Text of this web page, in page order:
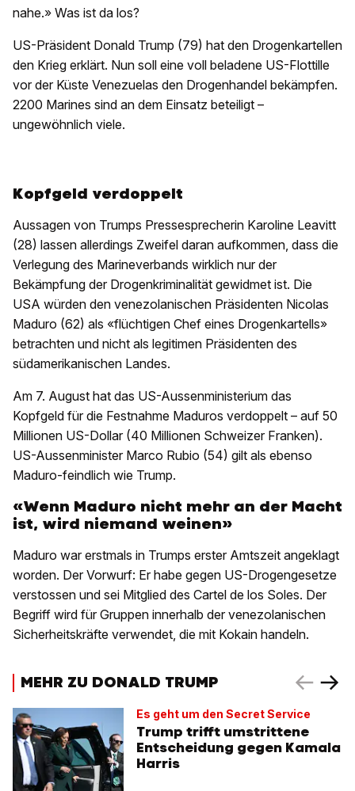
nahe.» Was ist da los?
US-Präsident Donald Trump (79) hat den Drogenkartellen
den Krieg erklärt. Nun soll eine voll beladene US-Flottille
vor der Küste Venezuelas den Drogenhandel bekämpfen.
2200 Marines sind an dem Einsatz beteiligt –
ungewöhnlich viele.
Kopfgeld verdoppelt
Aussagen von Trumps Pressesprecherin Karoline Leavitt
(28) lassen allerdings Zweifel daran aufkommen, dass die
Verlegung des Marineverbands wirklich nur der
Bekämpfung der Drogenkriminalität gewidmet ist. Die
USA würden den venezolanischen Präsidenten Nicolas
Maduro (62) als «flüchtigen Chef eines Drogenkartells»
betrachten und nicht als legitimen Präsidenten des
südamerikanischen Landes.
Am 7. August hat das US-Aussenministerium das
Kopfgeld für die Festnahme Maduros verdoppelt – auf 50
Millionen US-Dollar (40 Millionen Schweizer Franken).
US-Aussenminister Marco Rubio (54) gilt als ebenso
Maduro-feindlich wie Trump.
«Wenn Maduro nicht mehr an der Macht
ist, wird niemand weinen»
Maduro war erstmals in Trumps erster Amtszeit angeklagt
worden. Der Vorwurf: Er habe gegen US-Drogengesetze
verstossen und sei Mitglied des Cartel de los Soles. Der
Begriff wird für Gruppen innerhalb der venezolanischen
Sicherheitskräfte verwendet, die mit Kokain handeln.
MEHR ZU DONALD TRUMP
Es geht um den Secret Service
Trump trifft umstrittene
Entscheidung gegen Kamala
Harris